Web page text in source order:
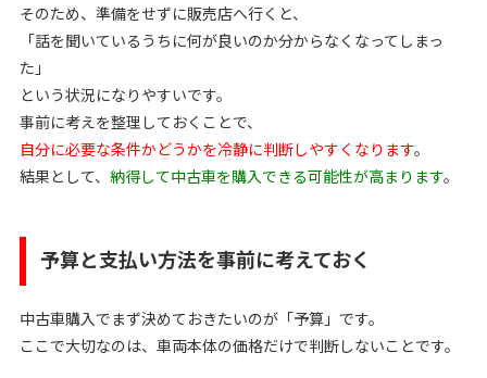
そのため、準備をせずに販売店へ行くと、
「話を聞いているうちに何が良いのか分からなくなってしまっ
た」
という状況になりやすいです。
事前に考えを整理しておくことで、
自分に必要な条件かどうかを冷静に判断しやすくなります。
結果として、 納得して中古車を購入できる可能性が高まります。
予算と支払い方法を事前に考えておく
中古車購入でまず決めておきたいのが「予算」です。
ここで大切なのは、車両本体の価格だけで判断しないことです。